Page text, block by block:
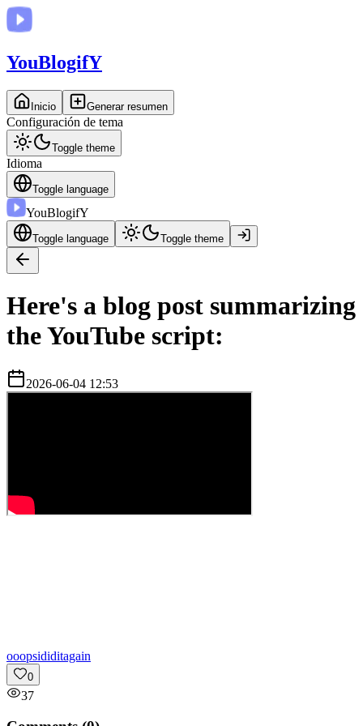
YouBlogifY
Inicio Generar resumen
Configuración de tema
Toggle theme
Idioma
Toggle language
YouBlogifY
Toggle language Toggle theme
Here's a blog post summarizing
the YouTube script:
2026-06-04 12:53
ooopsididitagain
0
37